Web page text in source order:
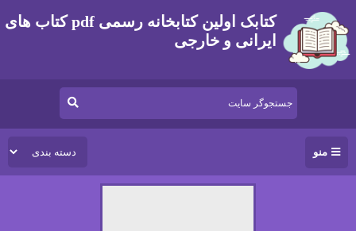
کتابک اولین کتابخانه رسمی pdf کتاب های
ایرانی و خارجی
منو